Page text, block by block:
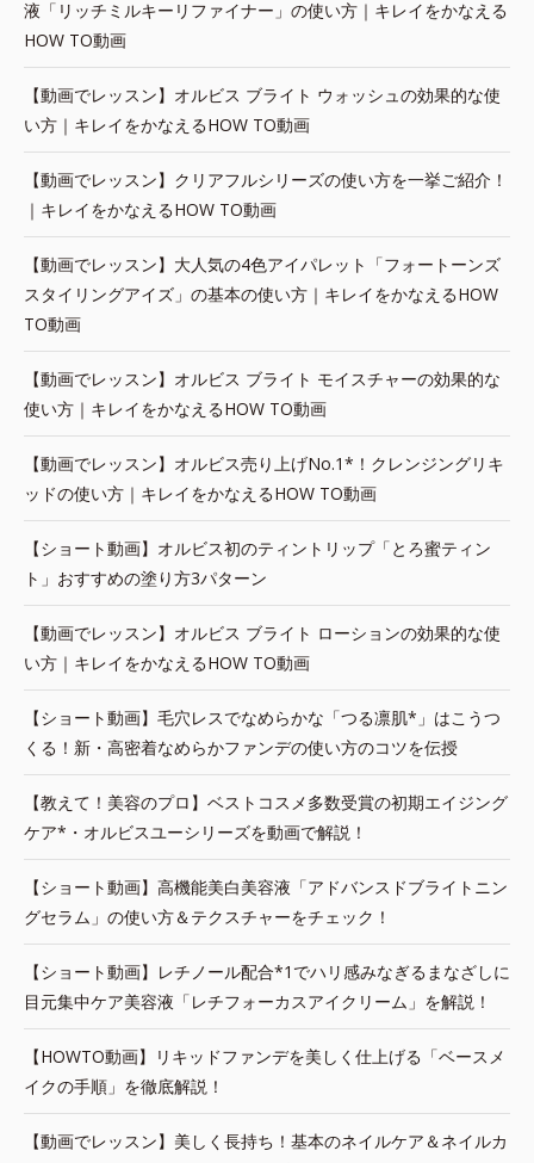
液「リッチミルキーリファイナー」の使い方｜キレイをかなえる
HOW TO動画
【動画でレッスン】オルビス ブライト ウォッシュの効果的な使
い方｜キレイをかなえるHOW TO動画
【動画でレッスン】クリアフルシリーズの使い方を一挙ご紹介！
｜キレイをかなえるHOW TO動画
【動画でレッスン】大人気の4色アイパレット「フォートーンズ
スタイリングアイズ」の基本の使い方｜キレイをかなえるHOW
TO動画
【動画でレッスン】オルビス ブライト モイスチャーの効果的な
使い方｜キレイをかなえるHOW TO動画
【動画でレッスン】オルビス売り上げNo.1*！クレンジングリキ
ッドの使い方｜キレイをかなえるHOW TO動画
【ショート動画】オルビス初のティントリップ「とろ蜜ティン
ト」おすすめの塗り方3パターン
【動画でレッスン】オルビス ブライト ローションの効果的な使
い方｜キレイをかなえるHOW TO動画
【ショート動画】毛穴レスでなめらかな「つる凛肌*」はこうつ
くる！新・高密着なめらかファンデの使い方のコツを伝授
【教えて！美容のプロ】ベストコスメ多数受賞の初期エイジング
ケア*・オルビスユーシリーズを動画で解説！
【ショート動画】高機能美白美容液「アドバンスドブライトニン
グセラム」の使い方＆テクスチャーをチェック！
【ショート動画】レチノール配合*1でハリ感みなぎるまなざしに
目元集中ケア美容液「レチフォーカスアイクリーム」を解説！
【HOWTO動画】リキッドファンデを美しく仕上げる「ベースメ
イクの手順」を徹底解説！
【動画でレッスン】美しく長持ち！基本のネイルケア＆ネイルカ